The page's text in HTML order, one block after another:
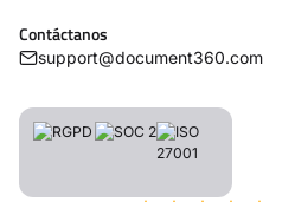
Contáctanos
support@document360.com